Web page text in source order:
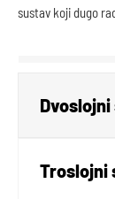
sustav koji dugo
Troslojni